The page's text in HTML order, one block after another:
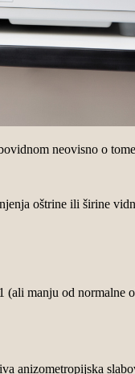
neovisno o
oštrine ili širine
manju od normalne
anizometropijska